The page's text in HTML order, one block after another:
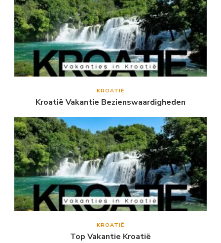
KROATIË
Kroatië Vakantie Bezienswaardigheden
KROATIË
Top Vakantie Kroatië